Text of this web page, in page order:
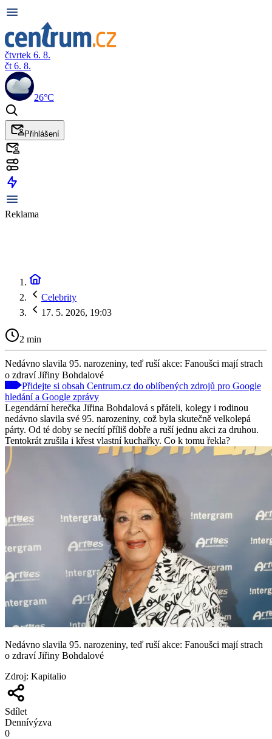
čtvrtek 6. 8.
čt 6. 8.
26°C
Přihlášení
Reklama
Celebrity
17. 5. 2026, 19:03
2 min
Nedávno slavila 95. narozeniny, teď ruší akce: Fanoušci mají strach
o zdraví Jiřiny Bohdalové
Přidejte si obsah Centrum.cz do oblíbených zdrojů pro Google
hledání a Google zprávy
Legendární herečka Jiřina Bohdalová s přáteli, kolegy i rodinou
nedávno slavila své 95. narozeniny, což byla skutečně velkolepá
párty. Od té doby se necítí příliš dobře a ruší jednu akci za druhou.
Tentokrát zrušila i křest vlastní kuchařky. Co k tomu řekla?
Nedávno slavila 95. narozeniny, teď ruší akce: Fanoušci mají strach
o zdraví Jiřiny Bohdalové
Zdroj: Kapitalio
Sdílet
Dennívýzva
0